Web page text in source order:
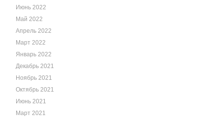
Июнь 2022
Май 2022
Апрель 2022
Март 2022
Январь 2022
Декабрь 2021
Ноябрь 2021
Октябрь 2021
Июнь 2021
Март 2021